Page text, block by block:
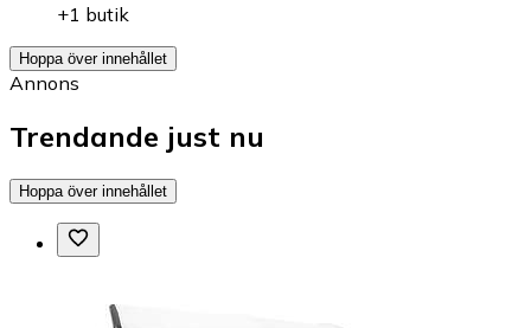
+1 butik
Hoppa över innehållet
Annons
Trendande just nu
Hoppa över innehållet